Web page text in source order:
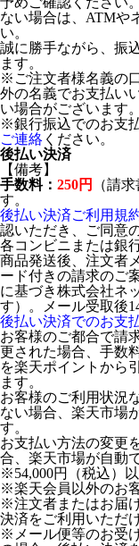
ない場合は、ATMや
い。
誠に勝手ながら、振
ます。
※ご注文者様名義の
外の名義でお支払い
い場合がございます。
※銀行振込でのお支
ご連絡 ください。
後払い決済
【備考】
手数料： 250円
（請
す。
後払い決済ご利用規
認いただき、ご同意
各コンビニまたは銀
商品発送後、注文者
ード付きの請求のご
に基づき株式会社ネ
す）。メール受取後
後払い決済でのお支
お客様のご都合で請
更された場合、手数
を楽天ポイントから
ます。
お客様のご利用状況
ない場合、楽天市場
す。
お支払い方法の変更
合、楽天市場が自動
※54,000円（税込）
※楽天会員以外のお
※注文者またはお届
決済をご利用いただ
※メール便等のお受